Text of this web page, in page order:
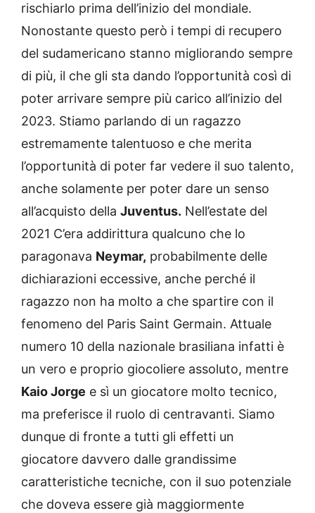
rischiarlo prima dell’inizio del mondiale.
Nonostante questo però i tempi di recupero
del sudamericano stanno migliorando sempre
di più, il che gli sta dando l’opportunità così di
poter arrivare sempre più carico all’inizio del
2023. Stiamo parlando di un ragazzo
estremamente talentuoso e che merita
l’opportunità di poter far vedere il suo talento,
anche solamente per poter dare un senso
all’acquisto della Juventus. Nell’estate del
2021 C’era addirittura qualcuno che lo
paragonava Neymar, probabilmente delle
dichiarazioni eccessive, anche perché il
ragazzo non ha molto a che spartire con il
fenomeno del Paris Saint Germain. Attuale
numero 10 della nazionale brasiliana infatti è
un vero e proprio giocoliere assoluto, mentre
Kaio Jorge e sì un giocatore molto tecnico,
ma preferisce il ruolo di centravanti. Siamo
dunque di fronte a tutti gli effetti un
giocatore davvero dalle grandissime
caratteristiche tecniche, con il suo potenziale
che doveva essere già maggiormente